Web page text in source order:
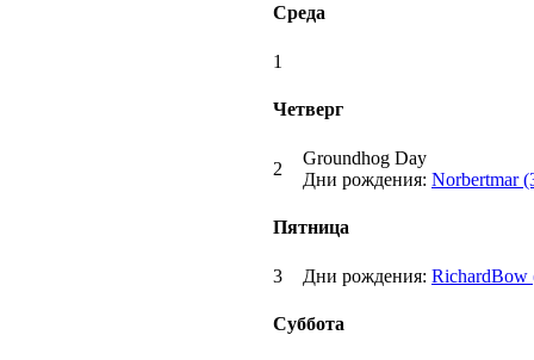
Среда
1
Четверг
2
Groundhog Day
Дни рождения: Norbertmar
Пятница
3 Дни рождения: RichardBow
Суббота